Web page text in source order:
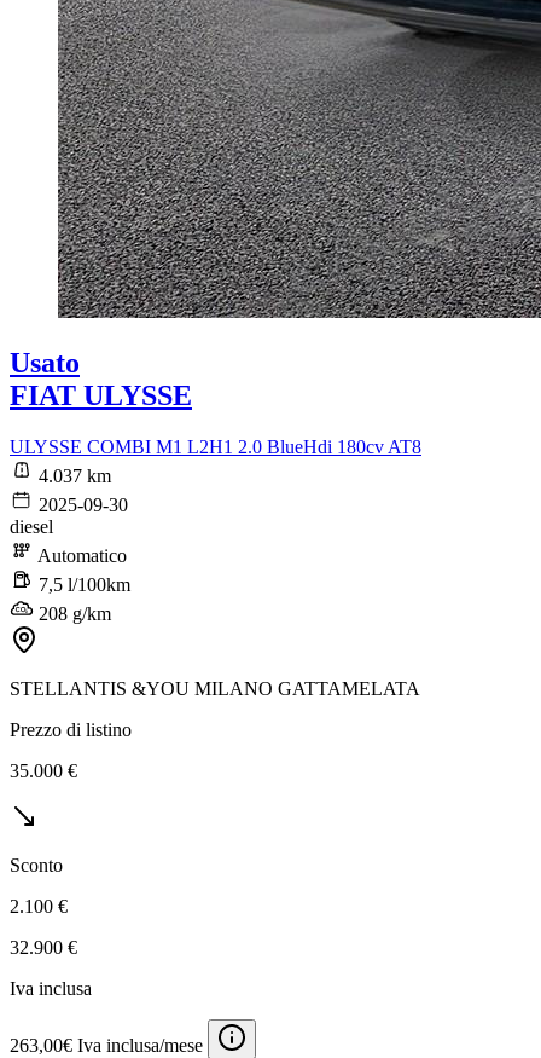
Usato
FIAT ULYSSE
ULYSSE COMBI M1 L2H1 2.0 BlueHdi 180cv AT8
4.037 km
2025-09-30
diesel
Automatico
7,5 l/100km
208 g/km
STELLANTIS &YOU MILANO GATTAMELATA
Prezzo di listino
35.000 €
Sconto
2.100 €
32.900 €
Iva inclusa
263,00€ Iva inclusa/mese